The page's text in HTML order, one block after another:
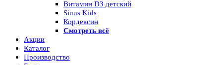
Витамин D3 детский
Sinus Kids
Кордексин
Смотреть всё
Акции
Каталог
Производство